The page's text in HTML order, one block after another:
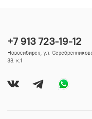
+7 913 723-19-12
Новосибирск, ул.
38. к.1